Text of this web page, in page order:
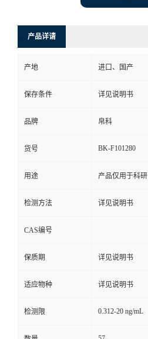
产品详请
产地 进口、国产
保存条件 详见说明书
品牌 帛科
货号 BK-F101280
用途 产品仅用于科研
检测方法 详见说明书
CAS编号
保质期 详见说明书
适应物种 详见说明书
检测限 0.312-20 ng/mL